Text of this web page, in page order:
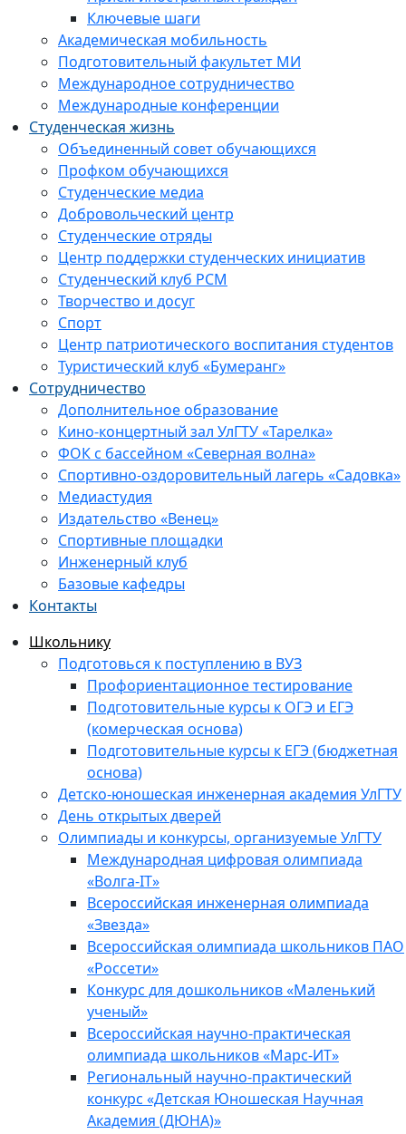
Ключевые шаги
Академическая мобильность
Подготовительный факультет МИ
Международное сотрудничество
Международные конференции
Студенческая жизнь
Объединенный совет обучающихся
Профком обучающихся
Студенческие медиа
Добровольческий центр
Студенческие отряды
Центр поддержки студенческих инициатив
Студенческий клуб РСМ
Творчество и досуг
Спорт
Центр патриотического воспитания студентов
Туристический клуб «Бумеранг»
Сотрудничество
Дополнительное образование
Кино-концертный зал УлГТУ «Тарелка»
ФОК с бассейном «Северная волна»
Спортивно-оздоровительный лагерь «Садовка»
Медиастудия
Издательство «Венец»
Спортивные площадки
Инженерный клуб
Базовые кафедры
Контакты
Школьнику
Подготовься к поступлению в ВУЗ
Профориентационное тестирование
Подготовительные курсы к ОГЭ и ЕГЭ
(комерческая основа)
Подготовительные курсы к ЕГЭ (бюджетная
основа)
Детско-юношеская инженерная академия УлГТУ
День открытых дверей
Олимпиады и конкурсы, организуемые УлГТУ
Международная цифровая олимпиада
«Волга-IT»
Всероссийская инженерная олимпиада
«Звезда»
Всероссийская олимпиада школьников ПАО
«Россети»
Конкурс для дошкольников «Маленький
ученый»
Всероссийская научно-практическая
олимпиада школьников «Марс-ИТ»
Региональный научно-практический
конкурс «Детская Юношеская Научная
Академия (ДЮНА)»